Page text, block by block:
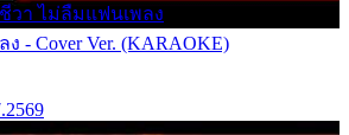
วา ไม่ลืมแฟนเพลง
- Cover Ver. (KARAOKE)